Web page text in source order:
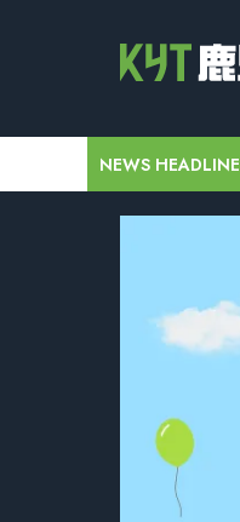
NEWS HEADLINE